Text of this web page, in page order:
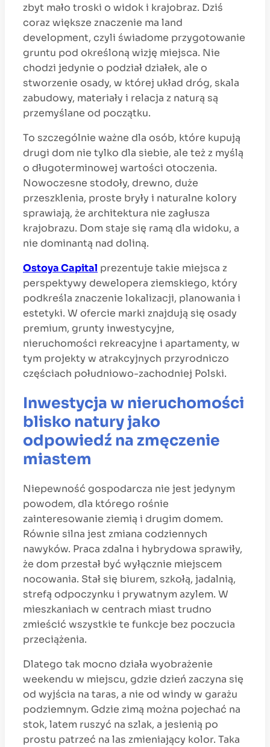
zbyt mało troski o widok i krajobraz. Dziś
coraz większe znaczenie ma land
development, czyli świadome przygotowanie
gruntu pod określoną wizję miejsca. Nie
chodzi jedynie o podział działek, ale o
stworzenie osady, w której układ dróg, skala
zabudowy, materiały i relacja z naturą są
przemyślane od początku.
To szczególnie ważne dla osób, które kupują
drugi dom nie tylko dla siebie, ale też z myślą
o długoterminowej wartości otoczenia.
Nowoczesne stodoły, drewno, duże
przeszklenia, proste bryły i naturalne kolory
sprawiają, że architektura nie zagłusza
krajobrazu. Dom staje się ramą dla widoku, a
nie dominantą nad doliną.
Ostoya Capital prezentuje takie miejsca z
perspektywy dewelopera ziemskiego, który
podkreśla znaczenie lokalizacji, planowania i
estetyki. W ofercie marki znajdują się osady
premium, grunty inwestycyjne,
nieruchomości rekreacyjne i apartamenty, w
tym projekty w atrakcyjnych przyrodniczo
częściach południowo-zachodniej Polski.
Inwestycja w nieruchomości
blisko natury jako
odpowiedź na zmęczenie
miastem
Niepewność gospodarcza nie jest jedynym
powodem, dla którego rośnie
zainteresowanie ziemią i drugim domem.
Równie silna jest zmiana codziennych
nawyków. Praca zdalna i hybrydowa sprawiły,
że dom przestał być wyłącznie miejscem
nocowania. Stał się biurem, szkołą, jadalnią,
strefą odpoczynku i prywatnym azylem. W
mieszkaniach w centrach miast trudno
zmieścić wszystkie te funkcje bez poczucia
przeciążenia.
Dlatego tak mocno działa wyobrażenie
weekendu w miejscu, gdzie dzień zaczyna się
od wyjścia na taras, a nie od windy w garażu
podziemnym. Gdzie zimą można pojechać na
stok, latem ruszyć na szlak, a jesienią po
prostu patrzeć na las zmieniający kolor. Taka